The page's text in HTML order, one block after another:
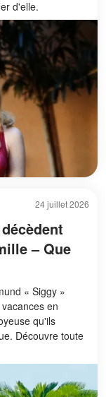
d'elle.
24 juillet 2026
– Que
« Siggy »
en
qu'ils
Découvre toute